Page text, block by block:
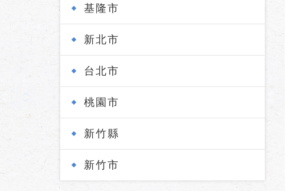
基隆市
新北市
台北市
桃園市
新竹縣
新竹市